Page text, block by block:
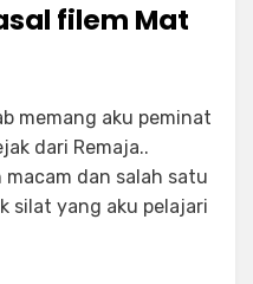
filem Mat
memang aku peminat
dari Remaja..
dan salah satu
silat yang aku pelajari